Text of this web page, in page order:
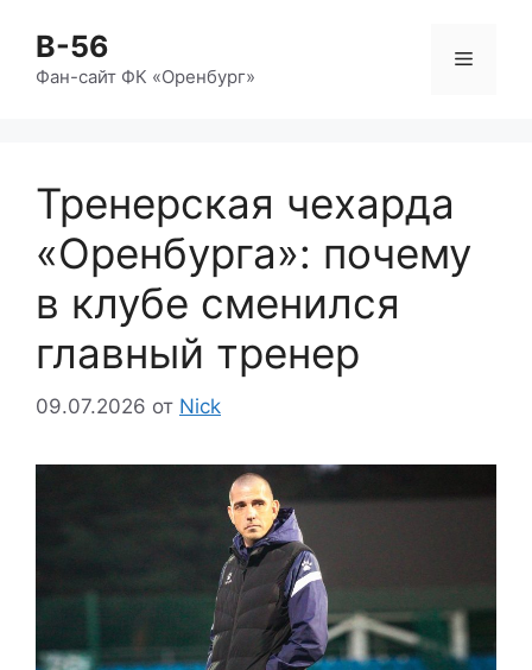
содержимому
B-56
Фан-сайт ФК «Оренбург»
Меню
Тренерская чехарда
«Оренбурга»: почему
в клубе сменился
главный тренер
09.07.2026 от Nick